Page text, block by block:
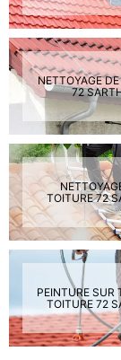
NETTOYAGE
72
TOITURE 72
PEINTURE SUR
TOITURE 72